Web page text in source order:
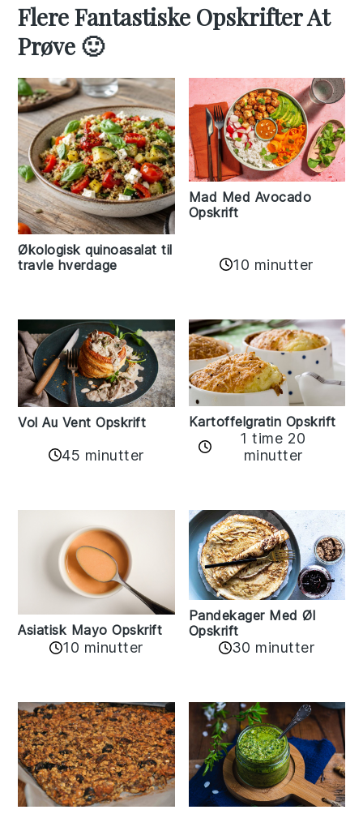
Flere Fantastiske Opskrifter At
Prøve 🙂
Økologisk quinoasalat til
travle hverdage
Mad Med Avocado
Opskrift
10 minutter
Vol Au Vent Opskrift
45 minutter
Kartoffelgratin Opskrift
1 time 20
minutter
Asiatisk Mayo Opskrift
10 minutter
Pandekager Med Øl
Opskrift
30 minutter